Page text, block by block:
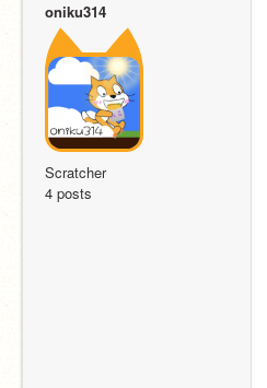
oniku314
Scratcher
4 posts